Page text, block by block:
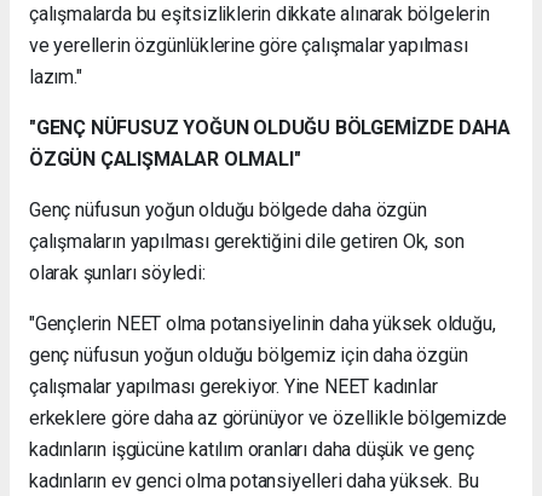
çalışmalarda bu eşitsizliklerin dikkate alınarak bölgelerin
ve yerellerin özgünlüklerine göre çalışmalar yapılması
lazım."
"GENÇ NÜFUSUZ YOĞUN OLDUĞU BÖLGEMİZDE DAHA
ÖZGÜN ÇALIŞMALAR OLMALI"
Genç nüfusun yoğun olduğu bölgede daha özgün
çalışmaların yapılması gerektiğini dile getiren Ok, son
olarak şunları söyledi:
"Gençlerin NEET olma potansiyelinin daha yüksek olduğu,
genç nüfusun yoğun olduğu bölgemiz için daha özgün
çalışmalar yapılması gerekiyor. Yine NEET kadınlar
erkeklere göre daha az görünüyor ve özellikle bölgemizde
kadınların işgücüne katılım oranları daha düşük ve genç
kadınların ev genci olma potansiyelleri daha yüksek. Bu